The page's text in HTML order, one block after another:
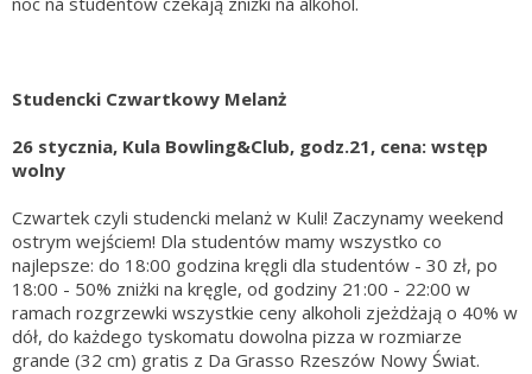
Studencki Czwartkowy Melanż
26 stycznia, Kula Bowling&Club, godz.21, cena: wstęp
wolny
Czwartek czyli studencki melanż w Kuli! Zaczynamy weekend
ostrym wejściem! Dla studentów mamy wszystko co
najlepsze: do 18:00 godzina kręgli dla studentów - 30 zł, po
18:00 - 50% zniżki na kręgle, od godziny 21:00 - 22:00 w
ramach rozgrzewki wszystkie ceny alkoholi zjeżdżają o 40% w
dół, do każdego tyskomatu dowolna pizza w rozmiarze
grande (32 cm) gratis z Da Grasso Rzeszów Nowy Świat.